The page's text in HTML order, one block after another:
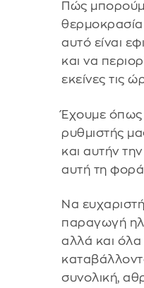
Πώς
θερμοκρασία
αυτό είναι
και να
εκείνες τις
Έχουμε
ρυθμιστής
και αυτήν
αυτή τη
Να
παραγωγή
αλλά και
συνολική,